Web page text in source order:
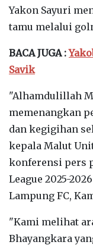
Yakon Sayuri
tamu melalui
BACA JUGA :
Savik
"Alhamdulillah
memenangkan
dan kegigihan
kepala Malut
konferensi pers
League 2025-
Lampung FC,
"Kami melihat
Bhayangkara